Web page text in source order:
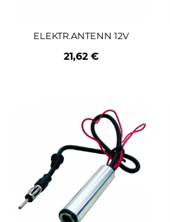
ELEKTR.ANTENN 12V
21,62 €